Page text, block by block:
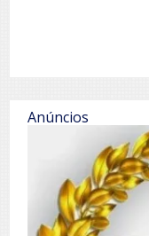
Anúncios